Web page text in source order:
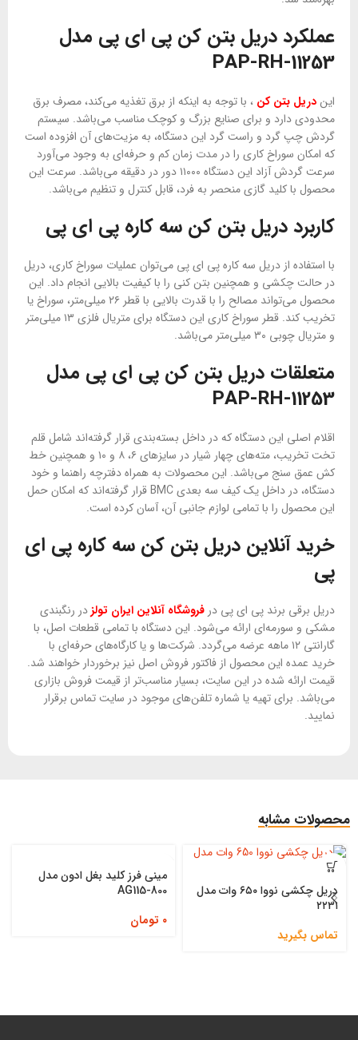
عملکرد دریل بتن کن پی ای پی مدل
PAP-RH-11253
ایندریل بتن کن ، با توجه به اینکه از برق تغذیه می‌کند، مصرف برق
محدودی دارد و برای صنایع بزرگ و کوچک مناسب می‌باشد. سیستم
گردش چپ گرد و راست گرد این دستگاه، به مزیت‌های آن افزوده است
که امکان سوراخ کاری را در مدت زمان کم و حرفه‌ای به وجود می‌آورد
سرعت گردش آزاد این دستگاه ۱۱۰۰۰ دور در دقیقه می‌باشد. سرعت این
محصول با کلید گازی منحصر به فرد، قابل کنترل و تنظیم می‌باشد.
کاربرد دریل بتن کن سه کاره پی ای پی
با استفاده از دریل سه کاره پی ای پی می‌توان عملیات سوراخ کاری، دریل
در حالت چکشی و همچنین بتن کنی را با کیفیت بالایی انجام داد. این
محصول می‌تواند مصالح را با قدرت بالایی با قطر ۲۶ میلی‌متر، سوراخ یا
تخریب کند. قطر سوراخ کاری این دستگاه برای متریال فلزی ۱۳ میلی‌متر
و متریال چوبی ۳۰ میلی‌متر می‌باشد.
متعلقات دریل بتن کن پی ای پی مدل
PAP-RH-11253
اقلام اصلی این دستگاه که در داخل بسته‌بندی قرار گرفته‌اند شامل قلم
تخت تخریب، مته‌های چهار شیار در سایز‌های ۶، ۸ و ۱۰ و همچنین خط
کش عمق سنج می‌باشد. این محصولات به همراه دفترچه راهنما و خود
دستگاه، در داخل یک کیف سه بعدی BMC قرار گرفته‌اند که امکان حمل
این محصول را با تمامی لوازم جانبی آن، آسان کرده است.
خرید آنلاین دریل بتن کن سه کاره پی ای
پی
دریل برقی برند پی ای پی در فروشگاه آنلاین ایران تولزدر رنگبندی
مشکی و سورمه‌ای ارائه می‌شود. این دستگاه با تمامی قطعات اصل، با
گارانتی ۱۲ ماهه عرضه می‌گردد. شرکت‌ها و یا کارگاه‌های حرفه‌ای با
خرید عمده این محصول از فاکتور فروش اصل نیز برخوردار خواهند شد.
قیمت ارائه شده در این سایت، بسیار مناسب‌تر از قیمت فروش بازاری
می‌باشد. برای تهیه یا شماره تلفن‌های موجود در سایت تماس برقرار
نمایید.
محصولات مشابه
دریل چکشی نووا ۶۵۰ وات مدل
۲۲۳۱
تماس بگیرید
مینی فرز کلید بغل ادون مدل
AG115-800
۰ تومان